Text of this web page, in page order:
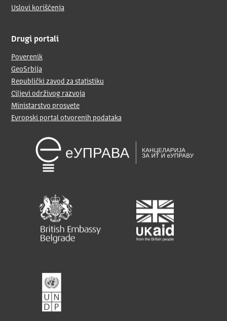
Uslovi korišćenja
Drugi portali
Poverenik
GeoSrbija
Republički zavod za statistiku
Ciljevi održivog razvoja
Ministarstvo prosvete
Evropski portal otvorenih podataka